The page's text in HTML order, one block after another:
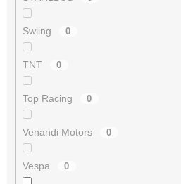
Swiing 0
TNT 0
Top Racing 0
Venandi Motors 0
Vespa 0